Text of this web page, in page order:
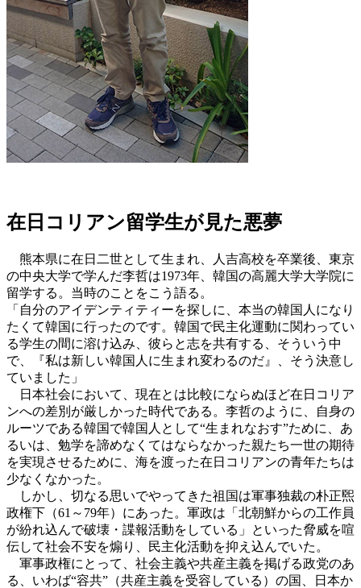
在日コリアン留学生が見た悪夢
熊本県に在日二世として生まれ、人吉高校を卒業後、東京
の中央大学で学んだ李哲は1973年、韓国の高麗大学大学院に
留学する。当時のことをこう語る。
「自分のアイデンティティーを探しに、本当の韓国人になり
たくて韓国に行ったのです。韓国で民主化運動に関わってい
る学生の間に溶け込み、彼らと志を共有する、そういう中
で、『私は新しい韓国人に生まれ変わるのだ』、そう決意し
ていました」
日本社会において、現在とは比較にならぬほど在日コリア
ンへの差別が厳しかった時代である。李哲のように、自身の
ルーツである韓国で韓国人として“生まれなおす”ために、あ
るいは、勉学を諦めなくてはならなかった親たち一世の期待
を実現させるために、海を渡った在日コリアンの青年たちは
少なくなかった。
しかし、切なる思いでやってきた祖国は軍事独裁の朴正煕
政権下（61～79年）にあった。軍政は「北朝鮮からの工作員
が紛れ込んで破壊・諜報活動をしている」といった脅威を喧
伝して社会不安を煽り、民主化活動を抑え込んでいた。
軍事政権にとって、社会主義や共産主義を掲げる政党のあ
る、いわば“容共”（共産主義を受容している）の国、日本か